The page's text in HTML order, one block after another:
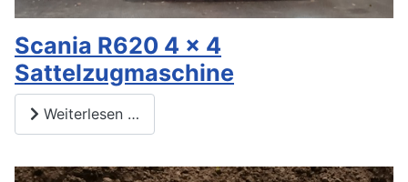
Scania R620 4 x 4
Sattelzugmaschine
Weiterlesen …